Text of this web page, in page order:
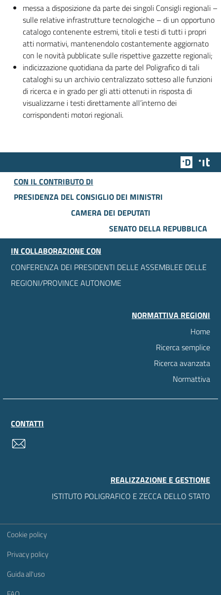
messa a disposizione da parte dei singoli Consigli regionali –
sulle relative infrastrutture tecnologiche – di un opportuno
catalogo contenente estremi, titoli e testi di tutti i propri
atti normativi, mantenendolo costantemente aggiornato
con le novità pubblicate sulle rispettive gazzette regionali;
indicizzazione quotidiana da parte del Poligrafico di tali
cataloghi su un archivio centralizzato sotteso alle funzioni
di ricerca e in grado per gli atti ottenuti in risposta di
visualizzarne i testi direttamente all’interno dei
corrispondenti motori regionali.
Team
CON IL CONTRIBUTO DI
PRESIDENZA DEL CONSIGLIO DEI MINISTRI
CAMERA DEI DEPUTATI
SENATO DELLA REPUBBLICA
IN COLLABORAZIONE CON
CONFERENZA DEI PRESIDENTI DELLE ASSEMBLEE DELLE
REGIONI/PROVINCE AUTONOME
NORMATTIVA REGIONI
Home
Ricerca semplice
Ricerca avanzata
Normattiva
CONTATTI
REALIZZAZIONE E GESTIONE
ISTITUTO POLIGRAFICO E ZECCA DELLO STATO
Sezione Link Utili
Cookie policy
Privacy policy
Guida all'uso